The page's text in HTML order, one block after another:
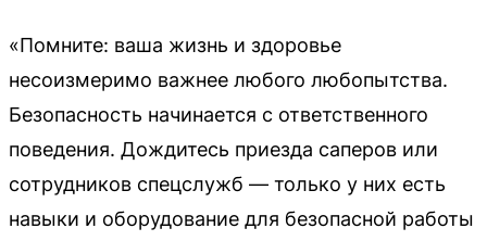
«Помните: ваша жизнь и здоровье
несоизмеримо важнее любого любопытства.
Безопасность начинается с ответственного
поведения. Дождитесь приезда саперов или
сотрудников спецслужб — только у них есть
навыки и оборудование для безопасной работы